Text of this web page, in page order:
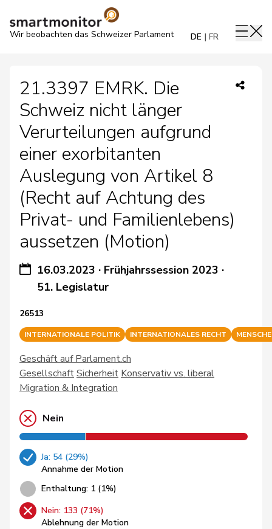
Wir beobachten das Schweizer Parlament DE FR
21.3397 EMRK. Die
Schweiz nicht länger
Verurteilungen aufgrund
einer exorbitanten
Auslegung von Artikel 8
(Recht auf Achtung des
Privat- und Familienlebens)
aussetzen (Motion)
16.03.2023 · Frühjahrssession 2023 ·
51. Legislatur
26513
INTERNATIONALE POLITIK INTERNATIONALES RECHT
Geschäft auf Parlament.ch
GesellschaftSicherheit Konservativ vs. liberal
Migration & Integration
Nein
Ja: 54 (29%)
Annahme der Motion
Enthaltung: 1 (1%)
Nein: 133 (71%)
Ablehnung der Motion